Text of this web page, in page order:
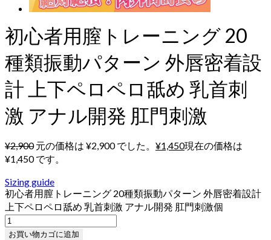
初心者用膣トレーニング 20
種類振動パターン 外唇密着設
計 上下ペロペロ舐め 乳首刺
激 アナル開発 肛門刺激
¥2,900 元の価格は ¥2,900 でした。 ¥1,450現在の価格は
¥1,450 です。
Sizing guide
初心者用膣トレーニング 20種類振動パターン 外唇密着設計
上下ペロペロ舐め 乳首刺激 アナル開発 肛門刺激個
お買い物カゴに追加